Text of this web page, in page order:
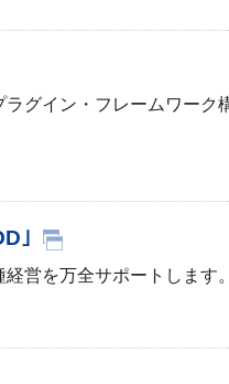
グイン・フレームワー
｣
営を万全サポートします。